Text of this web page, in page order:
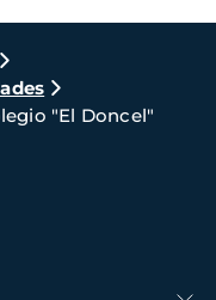
"El Doncel"